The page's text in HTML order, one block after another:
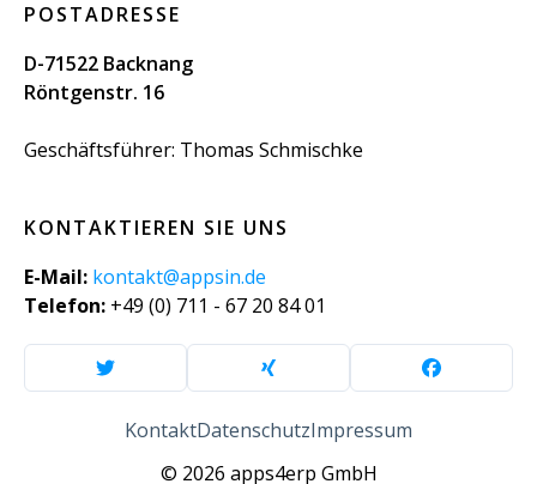
POSTADRESSE
D-71522 Backnang
Röntgenstr. 16
Geschäftsführer: Thomas Schmischke
KONTAKTIEREN SIE UNS
E-Mail: kontakt@appsin.de
Telefon: +49 (0) 711 - 67 20 84 01
KontaktDatenschutzImpressum
© 2026 apps4erp GmbH